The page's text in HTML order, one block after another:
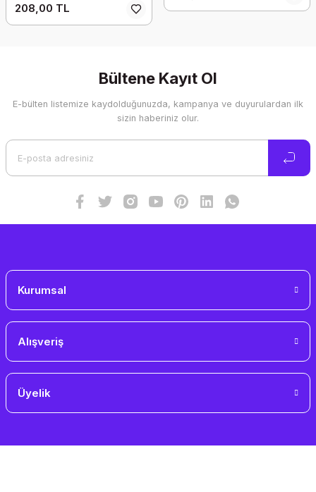
208,00 TL
Bültene Kayıt Ol
E-bülten listemize kaydolduğunuzda, kampanya ve duyurulardan ilk
sizin haberiniz olur.
Kurumsal
Alışveriş
Üyelik